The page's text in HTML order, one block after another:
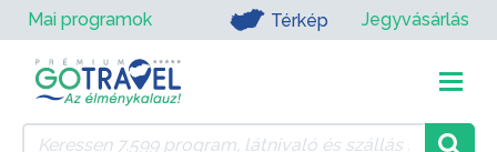
Mai programok Térkép Jegyvásárlás